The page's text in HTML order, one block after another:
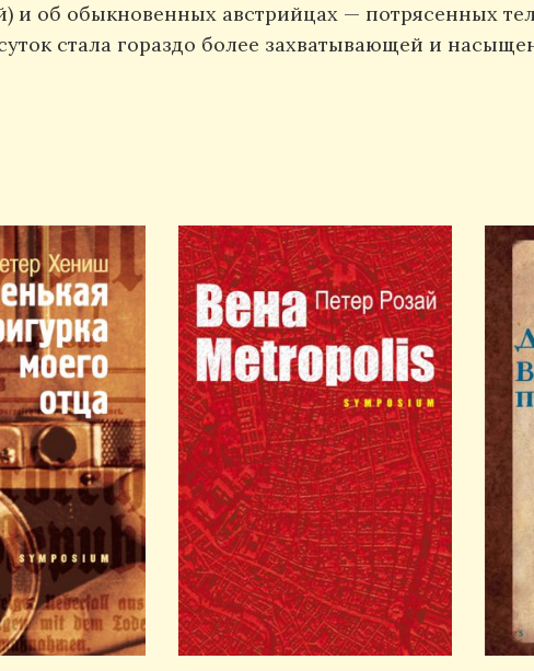
и об обыкновенных австрийцах — потрясенных
стала гораздо более захватывающей и